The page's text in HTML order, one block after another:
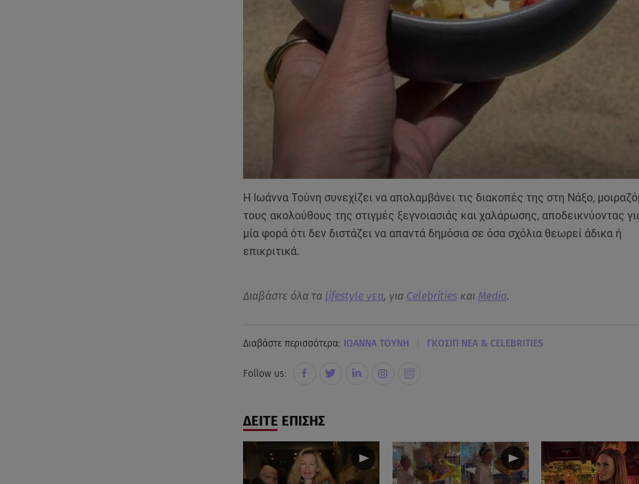
Η Ιωάννα Τούνη συνεχίζει να απολαμβάνει τις διακοπές της στη Νάξο,
τους ακολούθους της στιγμές ξεγνοιασιάς και χαλάρωσης, αποδεικνύοντας
μία φορά ότι δεν διστάζει να απαντά δημόσια σε όσα σχόλια θεωρεί άδικα ή
επικριτικά.
Διαβάστε όλα τα lifestyle νεα, για Celebritiesκαι Media.
Διαβάστε περισσότερα: ΙΩΑΝΝΑ ΤΟΥΝΗ ΓΚΟΣΙΠ ΝΕΑ & CELEBRITIES
Follow us:
ΔΕΙΤΕ ΕΠΙΣΗΣ